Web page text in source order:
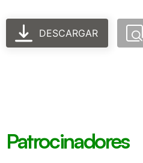
DESCARGAR
Patrocinadores